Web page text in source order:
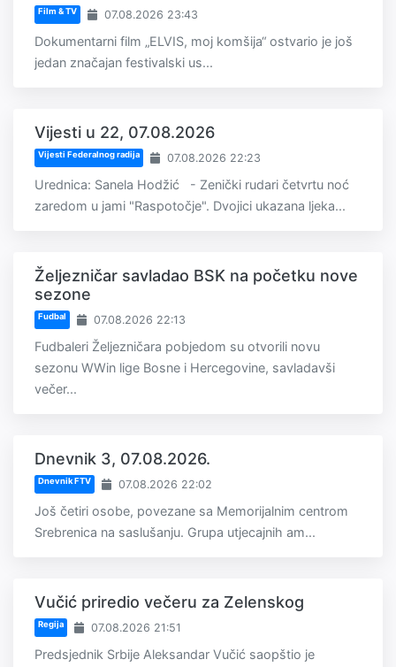
Film & TV 07.08.2026 23:43
Dokumentarni film „ELVIS, moj komšija“ ostvario je još
jedan značajan festivalski us...
Vijesti u 22, 07.08.2026
Vijesti Federalnog radija 07.08.2026 22:23
Urednica: Sanela Hodžić - Zenički rudari četvrtu noć
zaredom u jami "Raspotočje". Dvojici ukazana ljeka...
Željezničar savladao BSK na početku nove
sezone
Fudbal 07.08.2026 22:13
Fudbaleri Željezničara pobjedom su otvorili novu
sezonu WWin lige Bosne i Hercegovine, savladavši
večer...
Dnevnik 3, 07.08.2026.
Dnevnik FTV 07.08.2026 22:02
Još četiri osobe, povezane sa Memorijalnim centrom
Srebrenica na saslušanju. Grupa utjecajnih am...
Vučić priredio večeru za Zelenskog
Regija 07.08.2026 21:51
Predsjednik Srbije Aleksandar Vučić saopštio je